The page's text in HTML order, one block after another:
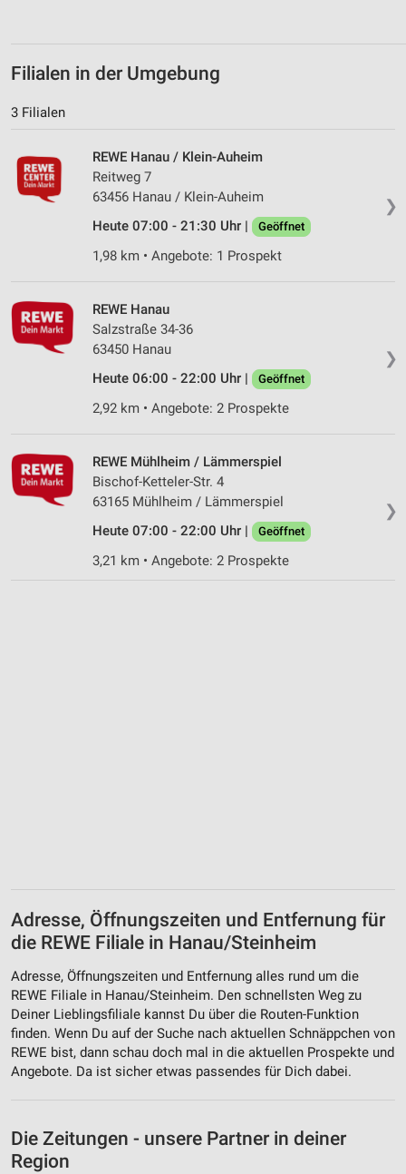
Filialen in der Umgebung
3 Filialen
❯
REWE Hanau / Klein-Auheim
Reitweg 7
63456 Hanau / Klein-Auheim
Heute 07:00 - 21:30 Uhr |
Geöffnet
1,98 km • Angebote: 1 Prospekt
❯
REWE Hanau
Salzstraße 34-36
63450 Hanau
Heute 06:00 - 22:00 Uhr |
Geöffnet
2,92 km • Angebote: 2 Prospekte
❯
REWE Mühlheim / Lämmerspiel
Bischof-Ketteler-Str. 4
63165 Mühlheim / Lämmerspiel
Heute 07:00 - 22:00 Uhr |
Geöffnet
3,21 km • Angebote: 2 Prospekte
Adresse, Öffnungszeiten und Entfernung für
die REWE Filiale in Hanau/Steinheim
Adresse, Öffnungszeiten und Entfernung alles rund um die
REWE Filiale in Hanau/Steinheim. Den schnellsten Weg zu
Deiner Lieblingsfiliale kannst Du über die Routen-Funktion
finden. Wenn Du auf der Suche nach aktuellen Schnäppchen von
REWE bist, dann schau doch mal in die aktuellen Prospekte und
Angebote. Da ist sicher etwas passendes für Dich dabei.
Die Zeitungen - unsere Partner in deiner
Region
Analyse von Zielgruppen durch Statistiken oder
Kombinationen von Daten aus verschiedenen
Quellen
Entwicklung und Verbesserung der Angebote
IAB-Besonderheiten:
Verwendung genauer Standortdaten
Geräte anhand von aktiv angeforderten
Informationen identifizieren
Notwendig
Performance